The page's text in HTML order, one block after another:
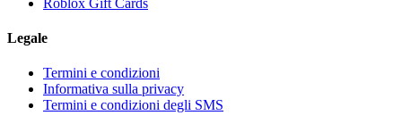
Legale
Termini e condizioni
Informativa sulla privacy
Termini e condizioni degli SMS